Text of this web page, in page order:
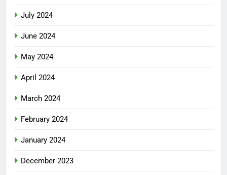
July 2024
June 2024
May 2024
April 2024
March 2024
February 2024
January 2024
December 2023